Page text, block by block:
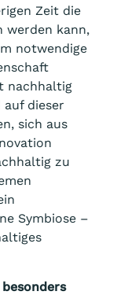
Zeit die
werden kann,
notwendige
nachhaltig
dieser
sich aus
zu
Symbiose –